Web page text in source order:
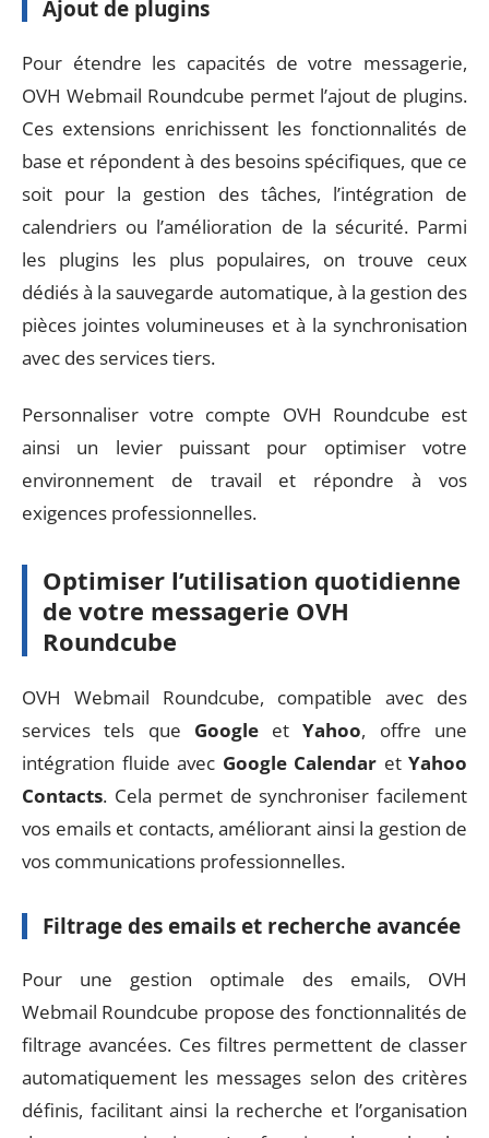
Ajout de plugins
Pour étendre les capacités de votre messagerie,
OVH Webmail Roundcube permet l’ajout de plugins.
Ces extensions enrichissent les fonctionnalités de
base et répondent à des besoins spécifiques, que ce
soit pour la gestion des tâches, l’intégration de
calendriers ou l’amélioration de la sécurité. Parmi
les plugins les plus populaires, on trouve ceux
dédiés à la sauvegarde automatique, à la gestion des
pièces jointes volumineuses et à la synchronisation
avec des services tiers.
Personnaliser votre compte OVH Roundcube est
ainsi un levier puissant pour optimiser votre
environnement de travail et répondre à vos
exigences professionnelles.
Optimiser l’utilisation quotidienne
de votre messagerie OVH
Roundcube
OVH Webmail Roundcube, compatible avec des
services tels que GoogleetYahoo, offre une
intégration fluide avec Google Calendar et Yahoo
Contacts. Cela permet de synchroniser facilement
vos emails et contacts, améliorant ainsi la gestion de
vos communications professionnelles.
Filtrage des emails et recherche avancée
Pour une gestion optimale des emails, OVH
Webmail Roundcube propose des fonctionnalités de
filtrage avancées. Ces filtres permettent de classer
automatiquement les messages selon des critères
définis, facilitant ainsi la recherche et l’organisation